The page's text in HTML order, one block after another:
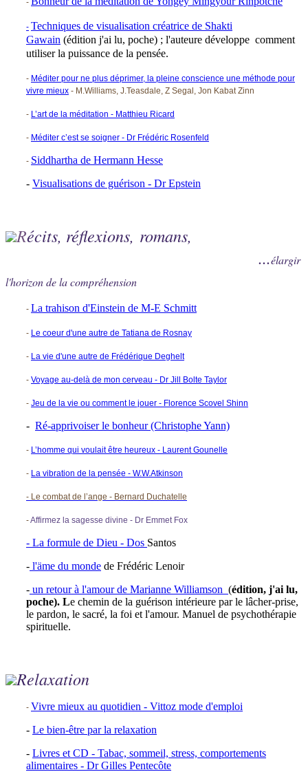
-
- Techniques de visualisation créatrice de Shakti
Gawain (édition j'ai lu, poche) ; l'auteure développe comment
utiliser la puissance de la pensée.
- Méditer pour ne plus déprimer, la pleine conscience une méthode pour
vivre mieux - M.Williams, J.Teasdale, Z Segal, Jon Kabat Zinn
- L’art de la méditation - Matthieu Ricard
- Méditer c’est se soigner - Dr Frédéric Rosenfeld
- Siddhartha de Hermann Hesse
- Visualisations de guérison - Dr Epstein
Récits, réflexions, romans,
...élargir
l'horizon de la compréhension
- La trahison d'Einstein de M-E Schmitt
- Le coeur d'une autre de Tatiana de Rosnay
- La vie d'une autre de Frédérique Deghelt
- Voyage au-delà de mon cerveau - Dr Jill Bolte Taylor
- Jeu de la vie ou comment le jouer - Florence Scovel Shinn
- Ré-apprivoiser le bonheur (Christophe Yann)
- L’homme qui voulait être heureux - Laurent Gounelle
- La vibration de la pensée - W.W.Atkinson
- Le combat de l’ange - Bernard Duchatelle
-Affirmez la sagesse divine - Dr Emmet Fox
- La formule de Dieu - Dos Santos
- l'äme du monde de Frédéric Lenoir
- un retour à l'amour de Marianne Williamson (édition, j'ai lu,
poche). Le chemin de la guérison intérieure par le lâcher-prise,
le pardon, le sacré, la foi et l'amour. Manuel de psychothérapie
spirituelle.
Relaxation
- Vivre mieux au quotidien - Vittoz mode d'emploi
- Le bien-être par la relaxation
- Livres et CD - Tabac, sommeil, stress, comportements
alimentaires - Dr Gilles Pentecôte